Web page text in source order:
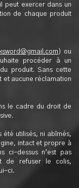
peut exercer dans un
de chaque produit
) ou
procéder à un
produit. Sans cette
et aucune réclamation
le cadre du droit de
été utilisés, ni abîmés,
intact et propre à
ci-dessus n’est pas
de refuser le colis,
ci.